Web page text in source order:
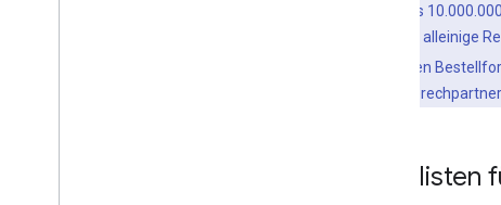
Sie mindestens
behält sich das alleinige
unterzeichneten
Platform-Ansprechpartner.